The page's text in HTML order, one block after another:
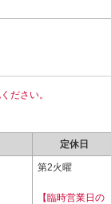
ださい。
定休日
第2火曜
【臨時営業日の